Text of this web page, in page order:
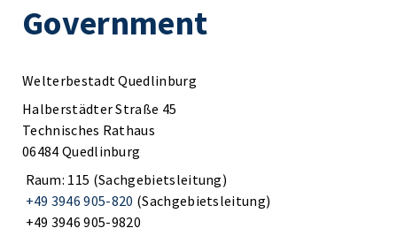
Government
Welterbestadt Quedlinburg
Halberstädter Straße 45
Technisches Rathaus
06484 Quedlinburg
Raum: 115 (Sachgebietsleitung)
+49 3946 905-820 (Sachgebietsleitung)
+49 3946 905-9820